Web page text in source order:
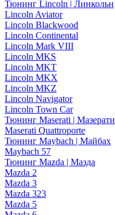
Тюнинг Lincoln | Линкольн
Lincoln Aviator
Lincoln Blackwood
Lincoln Continental
Lincoln Mark VIII
Lincoln MKS
Lincoln MKT
Lincoln MKX
Lincoln MKZ
Lincoln Navigator
Lincoln Town Car
Тюнинг Maserati | Мазерати
Maserati Quattroporte
Тюнинг Maybach | Майбах
Maybach 57
Тюнинг Mazda | Мазда
Mazda 2
Mazda 3
Mazda 323
Mazda 5